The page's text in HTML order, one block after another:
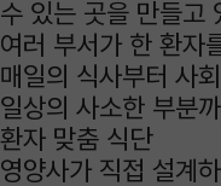
수 있는 곳을 만들고
여러 부서가 한 환자
매일의 식사부터 사
일상의 사소한 부분
환자 맞춤 식단
영양사가 직접 설계